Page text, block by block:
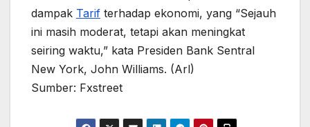
dampak Tarif terhadap ekonomi, yang “Sejauh
ini masih moderat, tetapi akan meningkat
seiring waktu,” kata Presiden Bank Sentral
New York, John Williams. (Arl)
Sumber: Fxstreet